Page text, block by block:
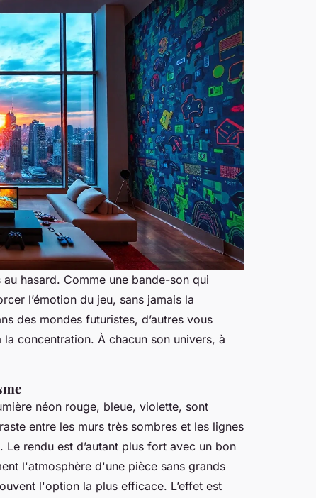
hasard. Comme une bande-son qui
l’émotion du jeu, sans jamais la
des mondes futuristes, d’autres vous
concentration. À chacun son univers, à
néon rouge, bleue, violette, sont
entre les murs très sombres et les lignes
rendu est d’autant plus fort avec un bon
l'atmosphère d'une pièce sans grands
l'option la plus efficace. L’effet est